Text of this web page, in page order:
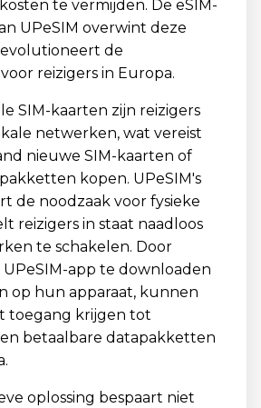
te vermijden. De eSIM-
UPeSIM overwint deze
de
reizigers in Europa.
SIM-kaarten zijn reizigers
netwerken, wat vereist
nieuwe SIM-kaarten of
kopen. UPeSIM's
de noodzaak voor fysieke
reizigers in staat naadloos
te schakelen. Door
app te downloaden
op hun apparaat, kunnen
toegang krijgen tot
betaalbare datapakketten
oplossing bespaart niet